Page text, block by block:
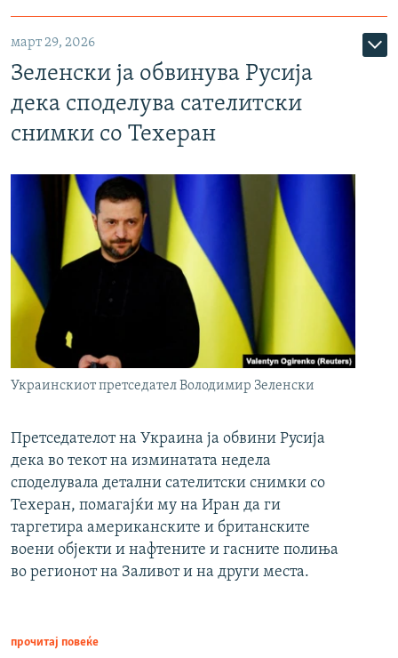
март 29, 2026
Зеленски ја обвинува Русија
дека споделува сателитски
снимки со Техеран
Украинскиот претседател Володимир Зеленски
Претседателот на Украина ја обвини Русија
дека во текот на изминатата недела
споделувала детални сателитски снимки со
Техеран, помагајќи му на Иран да ги
таргетира американските и британските
воени објекти и нафтените и гасните полиња
во регионот на Заливот и на други места.
прочитај повеќе